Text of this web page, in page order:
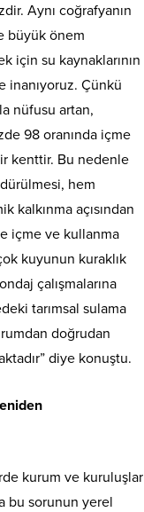
Aynı coğrafyanın
büyük önem
için su kaynaklarının
Çünkü
nüfusu artan,
98 oranında içme
kenttir. Bu nedenle
hem
kalkınma açısından
içme ve kullanma
kuyunun kuraklık
çalışmalarına
tarımsal sulama
doğrudan
diye konuştu.
kurum ve kuruluşlar
bu sorunun yerel